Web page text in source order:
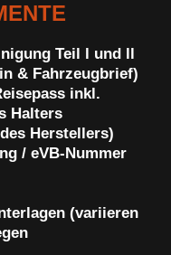
Teil l und ll
& Fahrzeugbrief)
inkl.
Halters
Herstellers)
/ eVB-Nummer
(variieren